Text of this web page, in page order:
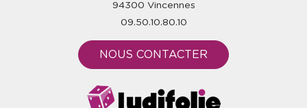
94300 Vincennes
09.50.10.80.10
NOUS CONTACTER